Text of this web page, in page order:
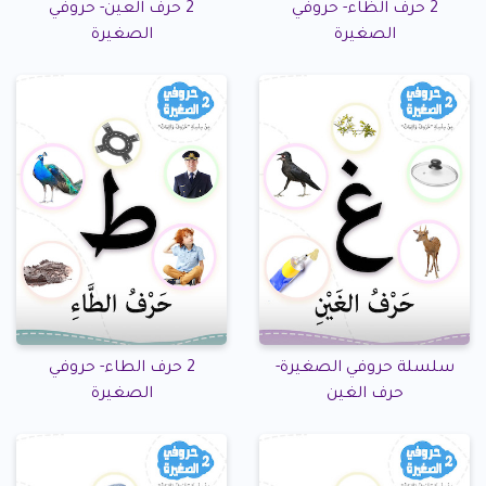
2 حرف الظاء- حروفي
الصغيرة
2 حرف العين- حروفي
الصغيرة
سلسلة حروفي الصغيرة-
حرف الغين
2 حرف الطاء- حروفي
الصغيرة